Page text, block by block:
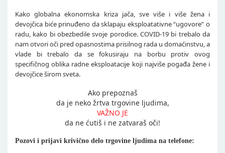
Kako globalna ekonomska kriza jača, sve više i više žena i
devojčica biće prinuđeno da sklapaju eksploatativne “ugovore” o
radu, kako bi obezbedile svoje porodice. COVID-19 bi trebalo da
nam otvori oči pred opasnostima prisilnog rada u domaćinstvu, a
vlade bi trebalo da se fokusiraju na borbu protiv ovog
specifičnog oblika radne eksploatacije koji najviše pogađa žene i
devojčice širom sveta.
Ako prepoznaš
da je neko žrtva trgovine ljudima,
VAŽNO JE
da ne ćutiš i ne zatvaraš oči!
Pozovi i prijavi krivično delo trgovine ljudima na telefone: